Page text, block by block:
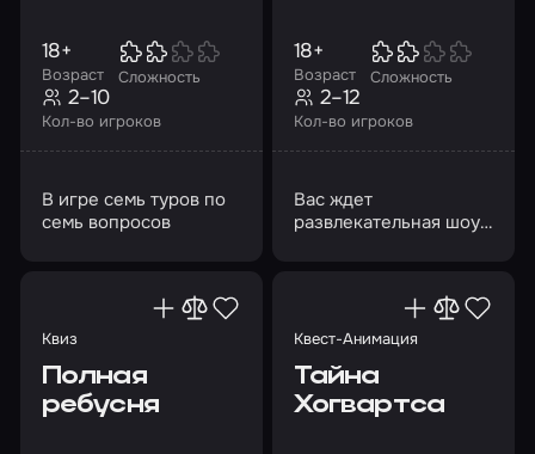
Возраст
18+
Сложность
Кол-во игроков
2–10
В игре семь туров по
семь вопросов
Возраст
18+
Сложность
Кол-во игроков
2–12
Вас ждет
развлекательная шоу-
Квиз
Полная
ребусня
Квест-Анимация
Тайна
Хогвартса